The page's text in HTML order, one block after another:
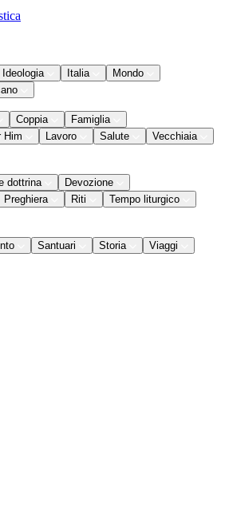
Ideologia Italia
Mondo
Coppia
Famiglia
Him
Lavoro Salute
Vecchiaia
dottrina
Devozione
Preghiera Riti
Tempo liturgico
Santuari Storia Viaggi